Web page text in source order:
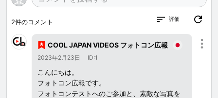
2件のコメント 評価
COOL JAPAN VIDEOS フォトコン広報
2023年2月23日 ID:1
こんにちは。
フォトコン広報です。
フォトコンテストへのご参加と、素敵な写真を